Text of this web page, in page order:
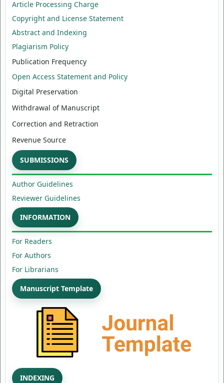
Article Processing Charge
Copyright and License Statement
Abstract and Indexing
Plagiarism Policy
Publication Frequency
Open Access Statement and Policy
Digital Preservation
Withdrawal of Manuscript
Correction and Retraction
Revenue Source
SUBMISSIONS
Author Guidelines
Reviewer Guidelines
INFORMATION
For Readers
For Authors
For Librarians
Manuscript Template
INDEXING